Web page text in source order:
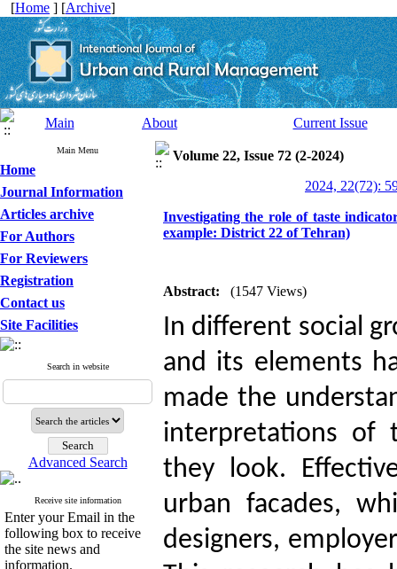
[Home ] [Archive]
Main About Current Issue
Main Menu
Home
Journal Information
Articles archive
For Authors
For Reviewers
Registration
Contact us
Site Facilities
Search in website
Advanced Search
Receive site information
Enter your Email in the
following box to receive
the site news and
information.
Volume 22, Issue 72 (2-2024)
2024, 22(72):
Investigating the role of taste
example: District 22 of Tehran)
Abstract: (1547 Views)
In different social
and its elements
made the
interpretations of
they look.
urban facades,
designers,